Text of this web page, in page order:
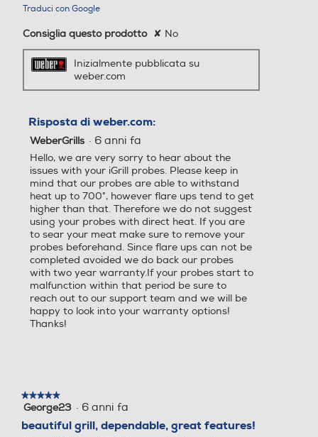
Traduci con Google
Consiglia questo prodotto ✘ No
Inizialmente pubblicata su
weber.com
Risposta di weber.com:
WeberGrills · 6 anni fa
Hello, we are very sorry to hear about the
issues with your iGrill probes. Please keep in
mind that our probes are able to withstand
heat up to 700°, however flare ups tend to get
higher than that. Therefore we do not suggest
using your probes with direct heat. If you are
to sear your meat make sure to remove your
probes beforehand. Since flare ups can not be
completed avoided we do back our probes
with two year warranty.If your probes start to
malfunction within that period be sure to
reach out to our support team and we will be
happy to look into your warranty options!
Thanks!
★★★★★
★★★★★
5
5
George23 · 6 anni fa
beautiful grill, dependable, great features!